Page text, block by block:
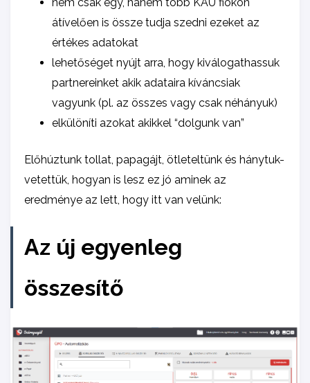
átívelően is össze tudja szedni ezeket az
értékes adatokat
lehetőséget nyújt arra, hogy kiválogathassuk
partnereinket akik adataira kíváncsiak
vagyunk (pl. az összes vagy csak néhányuk)
elkülöníti azokat akikkel “dolgunk van”
Előhúztunk tollat, papagájt, ötleteltünk és hánytuk-
vetettük, hogyan is lesz ez jó aminek az
eredménye az lett, hogy itt van velünk:
Az új egyenleg
összesítő